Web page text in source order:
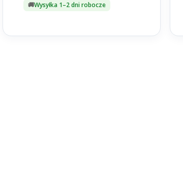
Wysyłka 1–2 dni robocze